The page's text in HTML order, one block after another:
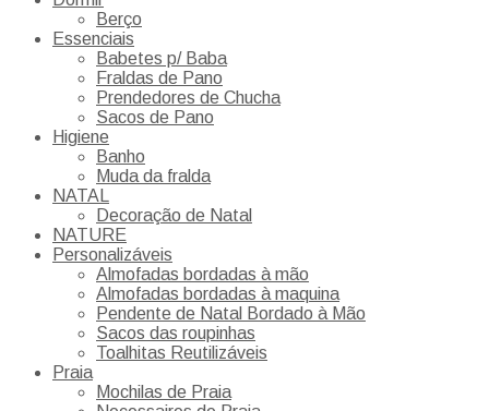
Berço
Essenciais
Babetes p/ Baba
Fraldas de Pano
Prendedores de Chucha
Sacos de Pano
Higiene
Banho
Muda da fralda
NATAL
Decoração de Natal
NATURE
Personalizáveis
Almofadas bordadas à mão
Almofadas bordadas à maquina
Pendente de Natal Bordado à Mão
Sacos das roupinhas
Toalhitas Reutilizáveis
Praia
Mochilas de Praia